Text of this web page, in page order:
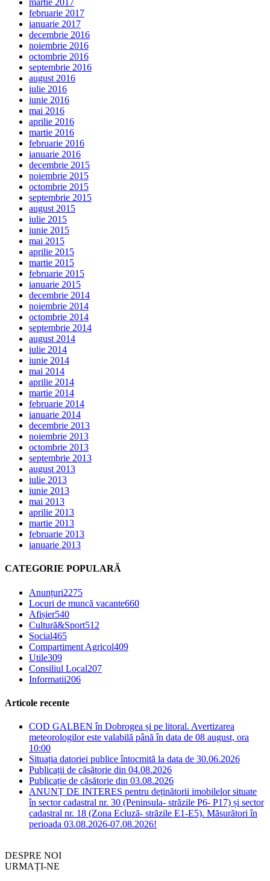
martie 2017
februarie 2017
ianuarie 2017
decembrie 2016
noiembrie 2016
octombrie 2016
septembrie 2016
august 2016
iulie 2016
iunie 2016
mai 2016
aprilie 2016
martie 2016
februarie 2016
ianuarie 2016
decembrie 2015
noiembrie 2015
octombrie 2015
septembrie 2015
august 2015
iulie 2015
iunie 2015
mai 2015
aprilie 2015
martie 2015
februarie 2015
ianuarie 2015
decembrie 2014
noiembrie 2014
octombrie 2014
septembrie 2014
august 2014
iulie 2014
iunie 2014
mai 2014
aprilie 2014
martie 2014
februarie 2014
ianuarie 2014
decembrie 2013
noiembrie 2013
octombrie 2013
septembrie 2013
august 2013
iulie 2013
iunie 2013
mai 2013
aprilie 2013
martie 2013
februarie 2013
ianuarie 2013
CATEGORIE POPULARĂ
Anunțuri2275
Locuri de muncă vacante660
Afișier540
Cultură&Sport512
Social465
Compartiment Agricol409
Utile309
Consiliul Local207
Informatii206
Articole recente
COD GALBEN în Dobrogea și pe litoral. Avertizarea
meteorologilor este valabilă până în data de 08 august, ora
10:00
Situația datoriei publice întocmită la data de 30.06.2026
Publicații de căsătorie din 04.08.2026
Publicație de căsătorie din 03.08.2026
ANUNȚ DE INTERES pentru deținătorii imobilelor situate
în sector cadastral nr. 30 (Peninsula- străzile P6- P17) și sector
cadastral nr. 18 (Zona Ecluză- străzile E1-E5). Măsurători în
perioada 03.08.2026-07.08.2026!
DESPRE NOI
URMAȚI-NE